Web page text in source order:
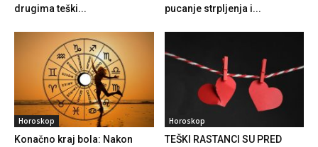
drugima teški...
pucanje strpljenja i...
Horoskop
Konačno kraj bola: Nakon
Horoskop
TEŠKI RASTANCI SU PRED